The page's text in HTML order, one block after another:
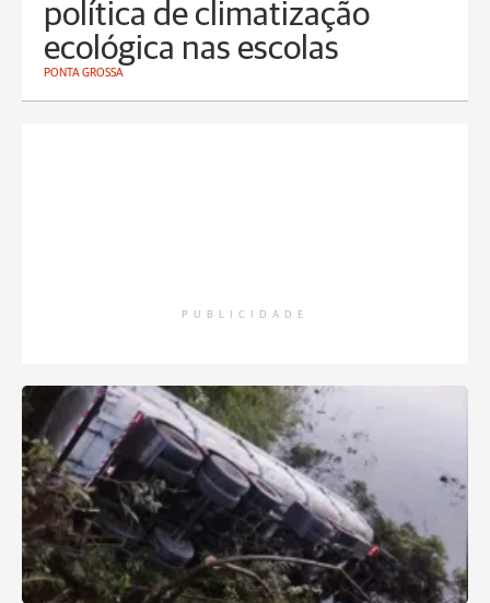
política de climatização
ecológica nas escolas
PONTA GROSSA
PUBLICIDADE